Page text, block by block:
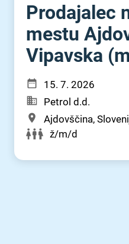
Prodajalec
mestu
Vipavska
15. 7. 2026
Petrol d.d.
Ajdovščina,
ž/m/d